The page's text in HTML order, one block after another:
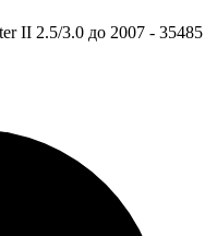
II 2.5/3.0 до 2007 - 35485